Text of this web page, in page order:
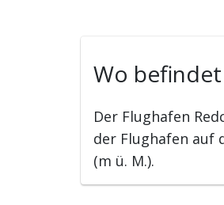
Wo befindet
Der Flughafen
der Flughafen auf
(m ü. M.).